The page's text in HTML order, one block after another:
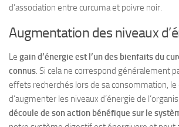
d’association entre curcuma et poivre noir.
Augmentation des niveaux
Le gain d’énergie est l’un des bienfaits du
connus. Si cela ne correspond généralement
effets recherchés lors de sa consommation, le
d’augmenter les niveaux d’énergie de
découle de son action bénéfique sur le